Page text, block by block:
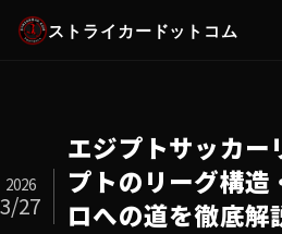
ストライカードットコム
エジプトサッカー
プトのリーグ構造
ロへの道を徹底解
2026
3/27